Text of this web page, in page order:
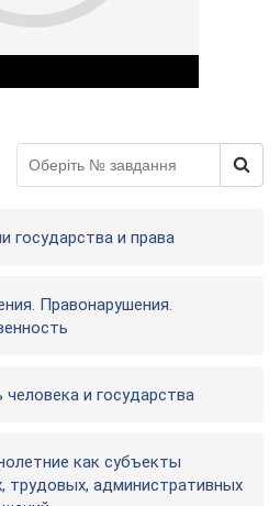
государства и права
Правонарушения.
и государства
как субъекты
трудовых, административных